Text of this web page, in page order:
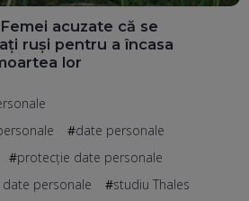
acuzate că se
ruși pentru a încasa
lor
date personale
protecție date personale
personale
studiu Thales